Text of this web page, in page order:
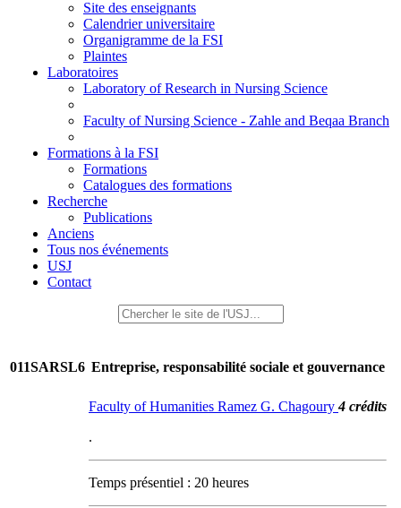
Site des enseignants
Calendrier universitaire
Organigramme de la FSI
Plaintes
Laboratoires
Laboratory of Research in Nursing Science
Faculty of Nursing Science - Zahle and Beqaa Branch
Formations à la FSI
Formations
Catalogues des formations
Recherche
Publications
Anciens
Tous nos événements
USJ
Contact
011SARSL6 Entreprise, responsabilité sociale et gouvernance
Faculty of Humanities Ramez G. Chagoury4 crédits
.
Temps présentiel : 20 heures